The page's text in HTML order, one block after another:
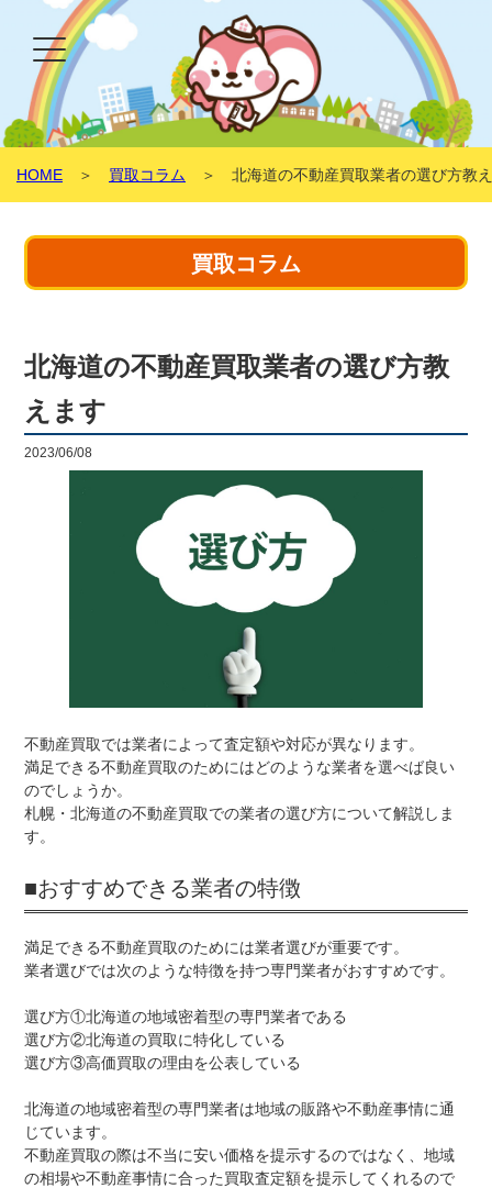
HOME ＞ 買取コラム ＞ 北海道の不動産買取業者の選び方教
買取コラム
北海道の不動産買取業者の選び方教
えます
2023/06/08
不動産買取では業者によって査定額や対応が異なります。
満足できる不動産買取のためにはどのような業者を選べば良い
のでしょうか。
札幌・北海道の不動産買取での業者の選び方について解説しま
す。
■おすすめできる業者の特徴
満足できる不動産買取のためには業者選びが重要です。
業者選びでは次のような特徴を持つ専門業者がおすすめです。
選び方①北海道の地域密着型の専門業者である
選び方②北海道の買取に特化している
選び方③高価買取の理由を公表している
北海道の地域密着型の専門業者は地域の販路や不動産事情に通
じています。
不動産買取の際は不当に安い価格を提示するのではなく、地域
の相場や不動産事情に合った買取査定額を提示してくれるので